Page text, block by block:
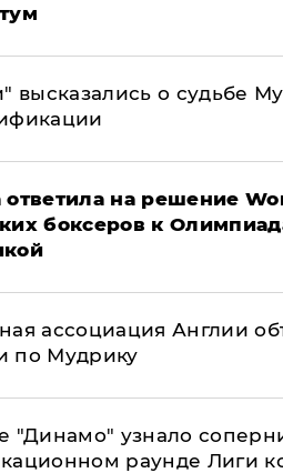
высказались о судьбе
ответила на решение
боксеров к
ассоциация Англии
по Мудрику
"Динамо" узнало
раунде Лиги